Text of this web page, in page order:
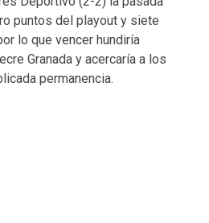
puntos del playout y siete
lo que vencer hundiría
Granada y acercaría a los
permanencia.